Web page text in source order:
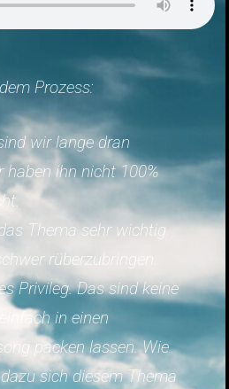
Prozess:
wir lange dran
haben ihn nicht 100%
Thema sehr wichtig.
rüberzubringen.
Privileg. Das sind keine
in einen
packen lassen. Wie
sich diesem Thema